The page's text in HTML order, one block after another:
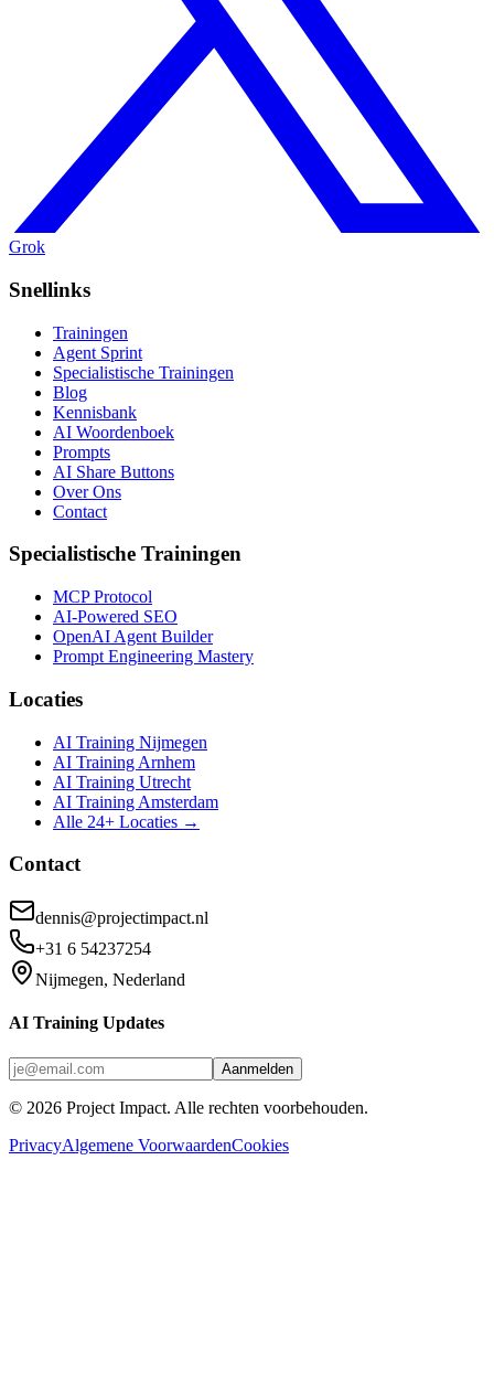
Grok
Snellinks
Trainingen
Agent Sprint
Specialistische Trainingen
Blog
Kennisbank
AI Woordenboek
Prompts
AI Share Buttons
Over Ons
Contact
Specialistische Trainingen
MCP Protocol
AI-Powered SEO
OpenAI Agent Builder
Prompt Engineering Mastery
Locaties
AI Training Nijmegen
AI Training Arnhem
AI Training Utrecht
AI Training Amsterdam
Alle 24+ Locaties →
Contact
dennis@projectimpact.nl
+31 6 54237254
Nijmegen, Nederland
AI Training Updates
Aanmelden
© 2026 Project Impact. Alle rechten voorbehouden.
PrivacyAlgemene VoorwaardenCookies